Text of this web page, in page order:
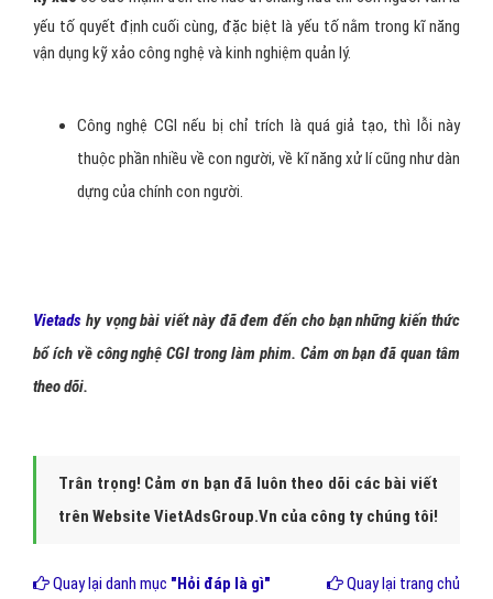
yếu tố quyết định cuối cùng, đặc biệt là yếu tố nằm trong kĩ năng
vận dụng kỹ xảo công nghệ và kinh nghiệm quản lý.
Công nghệ CGI nếu bị chỉ trích là quá giả tạo, thì lỗi này
thuộc phần nhiều về con người, về kĩ năng xử lí cũng như dàn
dựng của chính con người.
Vietads hy vọng bài viết này đã đem đến cho bạn những kiến thức
bổ ích về công nghệ CGI trong làm phim. Cảm ơn bạn đã quan tâm
theo dõi.
Trân trọng! Cảm ơn bạn đã luôn theo dõi các bài viết
trên Website VietAdsGroup.Vn của công ty chúng tôi!
Quay lại danh mục "Hỏi đáp là gì" Quay lại trang chủ